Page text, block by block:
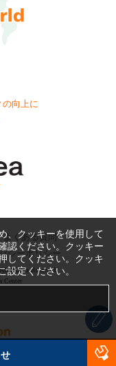
の向上に
よくある質問
シーポリシー
Rights Reserved.
Center
、クッキーを使用して
認ください。クッキー
してください。クッキ
設定ください。